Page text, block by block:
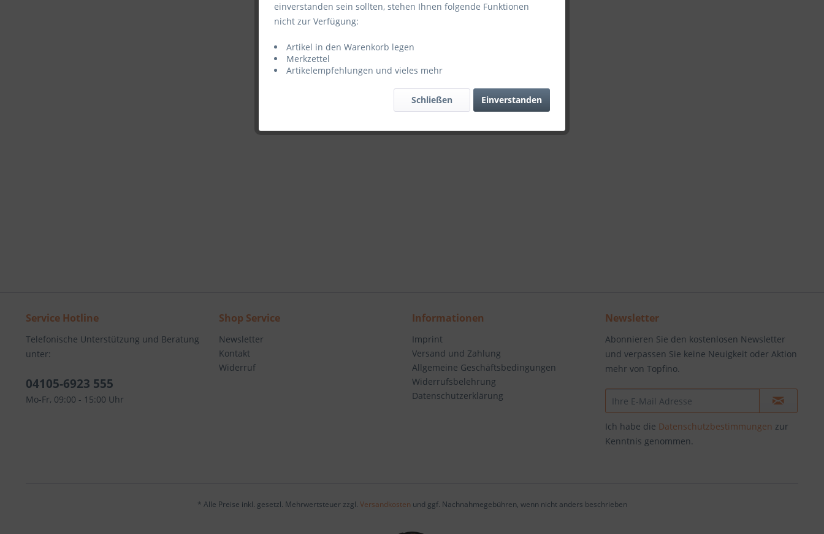
Service Hotline
Telefonische Unterstützung und Beratung
unter:
04105-6923 555
Mo-Fr, 09:00 - 15:00 Uhr
Shop Service
Newsletter
Kontakt
Widerruf
Informationen
Imprint
Versand und Zahlung
Allgemeine Geschäftsbedingungen
Widerrufsbelehrung
Datenschutzerklärung
Newsletter
Abonnieren Sie den kostenlosen Newsletter
und verpassen Sie keine Neuigkeit oder Aktion
mehr von Topfino.
Ich habe die Datenschutzbestimmungen zur
Kenntnis genommen.
* Alle Preise inkl. gesetzl. Mehrwertsteuer zzgl. Versandkosten und ggf. Nachnahmegebühren, wenn nicht anders beschrieben
einverstanden sein sollten, stehen Ihnen folgende Funktionen
nicht zur Verfügung:
Artikel in den Warenkorb legen
Merkzettel
Artikelempfehlungen und vieles mehr
Einverstanden
Schließen